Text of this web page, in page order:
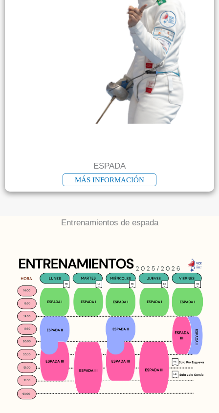
ESPADA
MÁS INFORMACIÓN
Entrenamientos de espada